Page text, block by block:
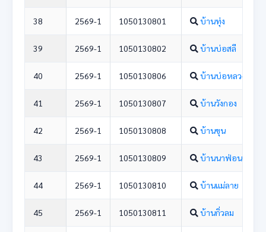
38 2569-1 1050130801 บ้านทุ่ง
39 2569-1 1050130802 บ้านบ่อสลี
40 2569-1 1050130806 บ้านบ่อหลวง
41 2569-1 1050130807 บ้านวังกอง
42 2569-1 1050130808 บ้านขุน
43 2569-1 1050130809 บ้านนาฟ่อน
44 2569-1 1050130810 บ้านแม่ลาย
45 2569-1 1050130811 บ้านกิ่วลม